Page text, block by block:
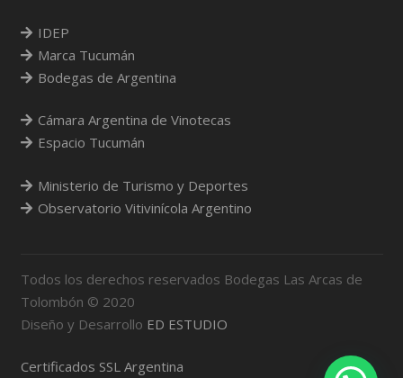
IDEP
Marca Tucumán
Bodegas de Argentina
Cámara Argentina de Vinotecas
Espacio Tucumán
Ministerio de Turismo y Deportes
Observatorio Vitivinícola Argentino
Todos los derechos reservados Bodegas Las Arcas de
Tolombón © 2020
Diseño y Desarrollo ED ESTUDIO
Certificados SSL Argentina